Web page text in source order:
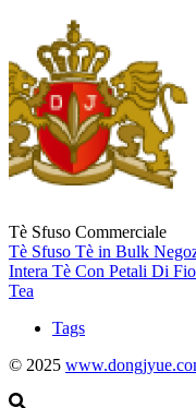
Tè Sfuso Commerciale
Tè Sfuso Tè in Bulk
Intera Tè Con Petali Di
Tea
Tags
© 2025